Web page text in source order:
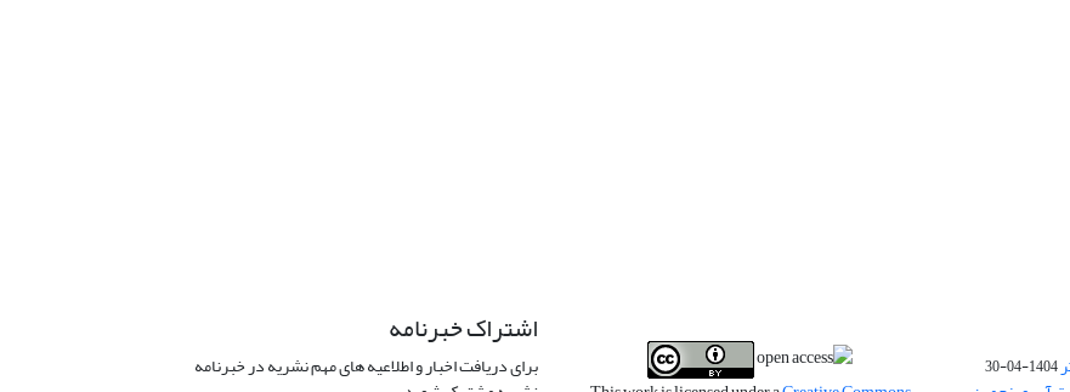
1404-04-30
اشتراک خبرنامه
برای دریافت اخبار و اطلاعیه های مهم نشریه در خبرنامه